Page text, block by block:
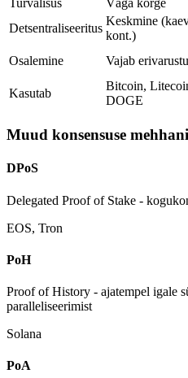
Turvalisus Väga kõrge
Detsentraliseeritus
Keskmine
kont.)
Osalemine
Vajab
Kasutab
Bitcoin,
DOGE
Muud konsensuse
DPoS
Delegated Proof of Stake -
EOS, Tron
PoH
Proof of History - ajatempel igale
paralleliseerimist
Solana
PoA